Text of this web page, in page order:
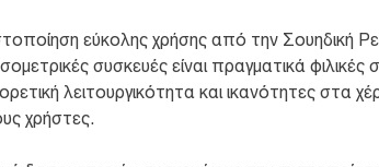
εύκολης χρήσης από την Σουηδική
συσκευές είναι πραγματικά
λειτουργικότητα και ικανότητες στα
χρήστες.